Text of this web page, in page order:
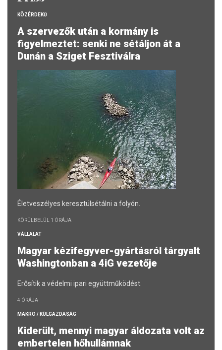
KÖZÉRDEKŰ
A szervezők után a kormány is
figyelmeztet: senki ne sétáljon át a
Dunán a Sziget Fesztiválra
Életveszélyes keresztülsétálni a folyón.
KÖRÜLBELÜL 1 ÓRÁJA
VÁLLALAT
Magyar kézifegyver-gyártásról tárgyalt
Washingtonban a 4iG vezetője
Erősítik a védelmi ipari együttműködést.
4 ÓRÁJA
MAKRO / KÜLGAZDASÁG
Kiderült, mennyi magyar áldozata volt az
embertelen hőhullámnak